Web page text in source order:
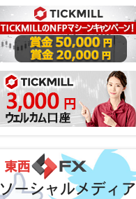
ソーシャルメディア